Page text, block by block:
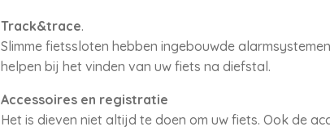
Track&trace.
Slimme fietssloten hebben ingebouwde
helpen bij het vinden van uw fiets na diefstal.
Accessoires en registratie
Het is dieven niet altijd te doen om uw fiets. Ook de